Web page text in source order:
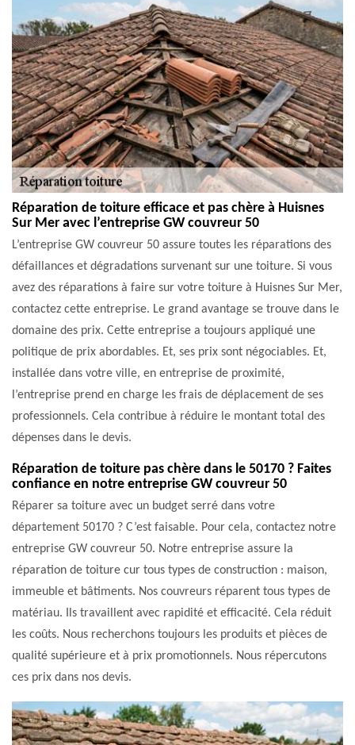
Réparation de toiture efficace et pas chère à Huisnes
Sur Mer avec l’entreprise GW couvreur 50
L’entreprise GW couvreur 50 assure toutes les réparations des
défaillances et dégradations survenant sur une toiture. Si vous
avez des réparations à faire sur votre toiture à Huisnes Sur Mer,
contactez cette entreprise. Le grand avantage se trouve dans le
domaine des prix. Cette entreprise a toujours appliqué une
politique de prix abordables. Et, ses prix sont négociables. Et,
installée dans votre ville, en entreprise de proximité,
l’entreprise prend en charge les frais de déplacement de ses
professionnels. Cela contribue à réduire le montant total des
dépenses dans le devis.
Réparation de toiture pas chère dans le 50170 ? Faites
confiance en notre entreprise GW couvreur 50
Réparer sa toiture avec un budget serré dans votre
département 50170 ? C’est faisable. Pour cela, contactez notre
entreprise GW couvreur 50. Notre entreprise assure la
réparation de toiture cur tous types de construction : maison,
immeuble et bâtiments. Nos couvreurs réparent tous types de
matériau. Ils travaillent avec rapidité et efficacité. Cela réduit
les coûts. Nous recherchons toujours les produits et pièces de
qualité supérieure et à prix promotionnels. Nous répercutons
ces prix dans nos devis.